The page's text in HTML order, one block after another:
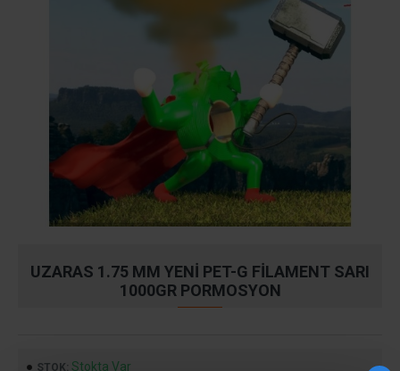
UZARAS 1.75 MM YENI PET-G FILAMENT SARI
1000GR PORMOSYON
STOK: Stokta Var